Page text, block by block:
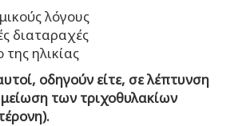
λόγους
διαταραχές
ηλικίας
οδηγούν είτε, σε λέπτυνση
των τριχοθυλακίων